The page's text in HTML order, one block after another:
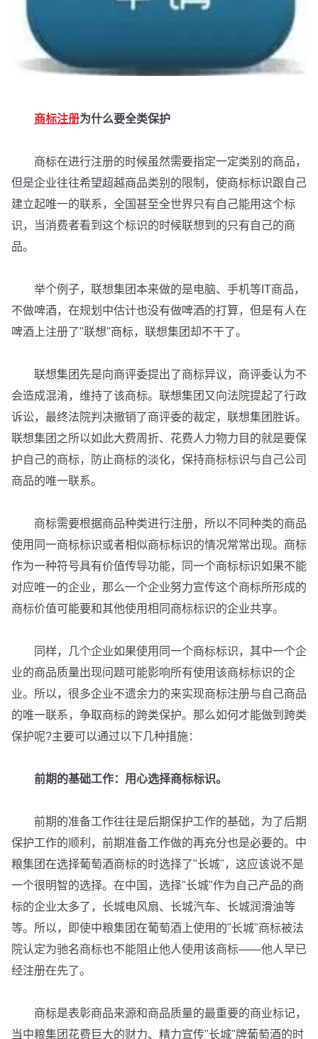
商标注册为什么要全类保护
商标在进行注册的时候虽然需要指定一定类别的商品，
但是企业往往希望超越商品类别的限制，使商标标识跟自己
建立起唯一的联系，全国甚至全世界只有自己能用这个标
识，当消费者看到这个标识的时候联想到的只有自己的商
品。
举个例子，联想集团本来做的是电脑、手机等IT商品，
不做啤酒，在规划中估计也没有做啤酒的打算，但是有人在
啤酒上注册了"联想"商标，联想集团却不干了。
联想集团先是向商评委提出了商标异议，商评委认为不
会造成混淆，维持了该商标。联想集团又向法院提起了行政
诉讼，最终法院判决撤销了商评委的裁定，联想集团胜诉。
联想集团之所以如此大费周折、花费人力物力目的就是要保
护自己的商标，防止商标的淡化，保持商标标识与自己公司
商品的唯一联系。
商标需要根据商品种类进行注册，所以不同种类的商品
使用同一商标标识或者相似商标标识的情况常常出现。商标
作为一种符号具有价值传导功能，同一个商标标识如果不能
对应唯一的企业，那么一个企业努力宣传这个商标所形成的
商标价值可能要和其他使用相同商标标识的企业共享。
同样，几个企业如果使用同一个商标标识，其中一个企
业的商品质量出现问题可能影响所有使用该商标标识的企
业。所以，很多企业不遗余力的来实现商标注册与自己商品
的唯一联系，争取商标的跨类保护。那么如何才能做到跨类
保护呢?主要可以通过以下几种措施：
前期的基础工作：用心选择商标标识。
前期的准备工作往往是后期保护工作的基础，为了后期
保护工作的顺利，前期准备工作做的再充分也是必要的。中
粮集团在选择葡萄酒商标的时选择了"长城"，这应该说不是
一个很明智的选择。在中国，选择"长城"作为自己产品的商
标的企业太多了，长城电风扇、长城汽车、长城润滑油等
等。所以，即使中粮集团在葡萄酒上使用的"长城"商标被法
院认定为驰名商标也不能阻止他人使用该商标——他人早已
经注册在先了。
商标是表彰商品来源和商品质量的最重要的商业标记，
当中粮集团花费巨大的财力、精力宣传"长城"牌葡萄酒的时